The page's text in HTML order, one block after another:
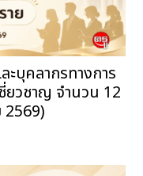
ะบุคลากรทางการ
ยวชาญ จำนวน 12
2569)